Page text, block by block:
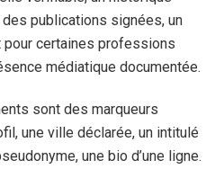
publications signées, un
pour certaines professions
médiatique documentée.
sont des marqueurs
une ville déclarée, un intitulé
une bio d’une ligne.